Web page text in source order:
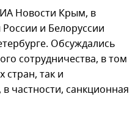
Новости Крым, в
и Белоруссии
Обсуждались
сотрудничества, в том
стран, так и
частности, санкционная